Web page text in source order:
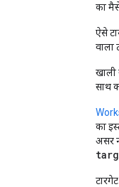
का
ऐसे
वाला
खाली
साथ
का
असर